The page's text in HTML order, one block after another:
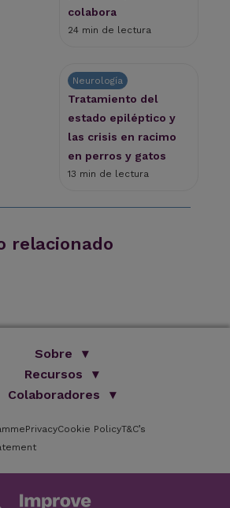
colabora
24 min de lectura
Neurología
Tratamiento del
estado epiléptico y
las crisis en racimo
en perros y gatos
13 min de lectura
relacionado
Sobre
Somos Improve
Nuestro Grupo
Testimonios
de Formación Improve
Careers
Recursos
Librería
Catálogo
Preguntas Frecuentes
Colaboradores
Colaboradores
PrivacyCookie PolicyT&C’s